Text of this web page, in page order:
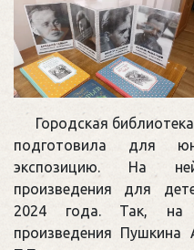
Городская
подготовила для
экспозицию. На
произведения для
2024 года. Так, на
произведения